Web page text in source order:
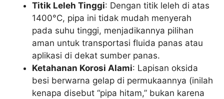
Titik Leleh Tinggi: Dengan titik leleh di atas
1400°C, pipa ini tidak mudah menyerah
pada suhu tinggi, menjadikannya pilihan
aman untuk transportasi fluida panas atau
aplikasi di dekat sumber panas.
Ketahanan Korosi Alami: Lapisan oksida
besi berwarna gelap di permukaannya (inilah
kenapa disebut “pipa hitam,” bukan karena